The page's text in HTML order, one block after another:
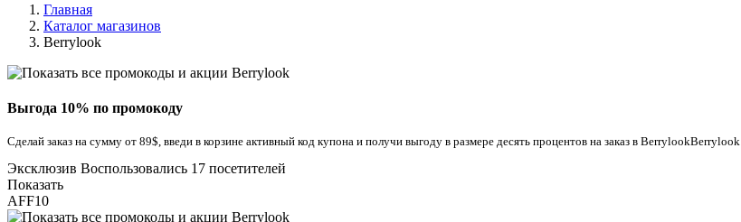
Главная
Каталог магазинов
Berrylook
Выгода 10% по промокоду
Сделай заказ на сумму от 89$, введи в корзине активный код купона и получи выгоду в размере десять процентов на заказ в BerrylookBerrylook
Эксклюзив Воспользовались 17 посетителей
Показать
AFF10